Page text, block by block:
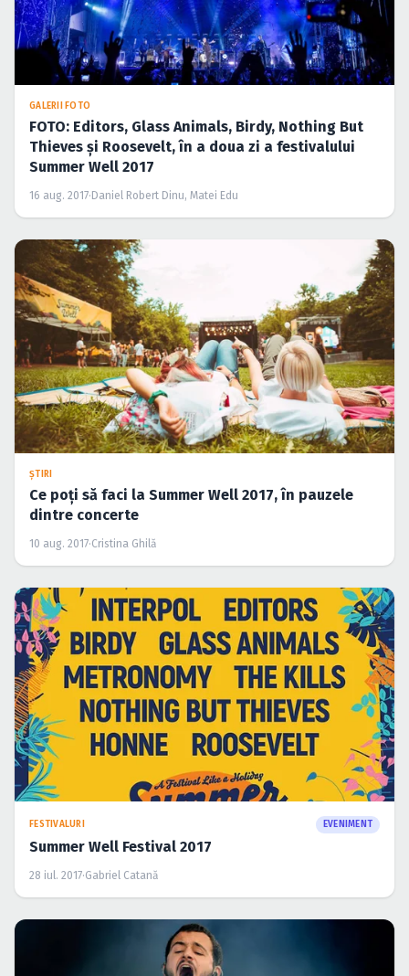
GALERII FOTO
FOTO: Editors, Glass Animals, Birdy, Nothing But
Thieves şi Roosevelt, în a doua zi a festivalului
Summer Well 2017
16 aug. 2017· Daniel Robert Dinu, Matei Edu
ŞTIRI
Ce poţi să faci la Summer Well 2017, în pauzele
dintre concerte
10 aug. 2017·Cristina Ghilă
FESTIVALURI EVENIMENT
Summer Well Festival 2017
28 iul. 2017·Gabriel Catană